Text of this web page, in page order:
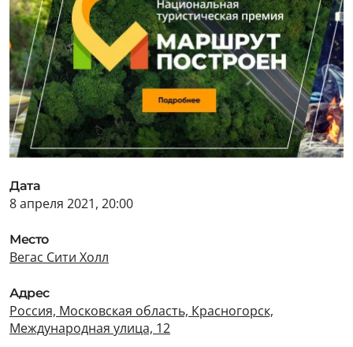
Дата
8 апреля 2021, 20:00
Место
Вегас Сити Холл
Адрес
Россия, Московская область, Красногорск,
Международная улица, 12